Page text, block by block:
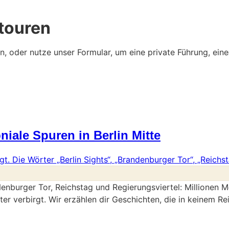
oder nutze unser Formular, um eine private Führung,
Spuren in Berlin Mitte
Tor, Reichstag und Regierungsviertel: Millionen
verbirgt. Wir erzählen dir Geschichten, die in keinem